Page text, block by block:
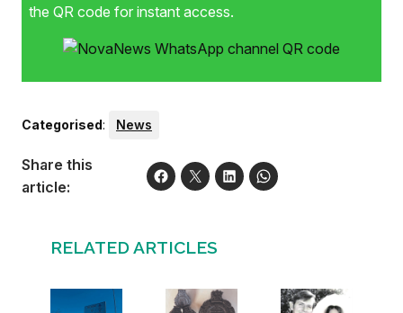
the QR code for instant access.
Categorised: News
Share this
article:
RELATED ARTICLES